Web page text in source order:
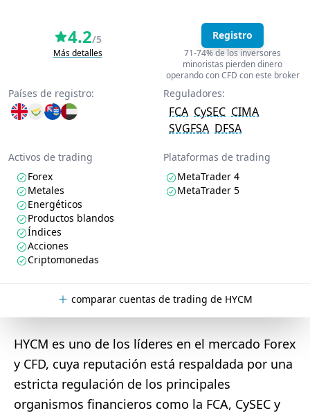
4.2/5
Más detalles
Registro
71-74% de los inversores
minoristas pierden dinero
operando con CFD con este broker
Países de registro: Reguladores:
FCA CySEC CIMA
SVGFSA DFSA
Activos de trading
Forex
Metales
Energéticos
Productos blandos
Índices
Acciones
Criptomonedas
Plataformas de trading
MetaTrader 4
MetaTrader 5
comparar cuentas de trading de HYCM
HYCM es uno de los líderes en el mercado Forex
y CFD, cuya reputación está respaldada por una
estricta regulación de los principales
organismos financieros como la FCA, CySEC y